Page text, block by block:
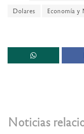
Dolares
Economía y
Noticias